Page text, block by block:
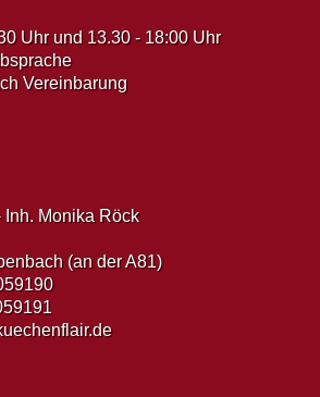
Uhr und 13.30 - 18:00 Uhr
Vereinbarung
Inh. Monika Röck
(an der A81)